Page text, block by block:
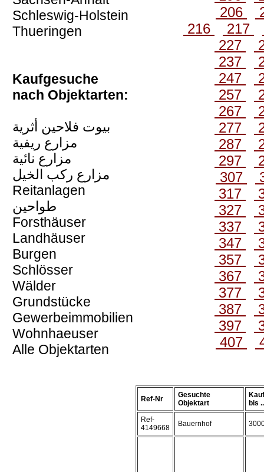
Schleswig-Holstein
Thueringen
Kaufgesuche
nach Objektarten:
بيوت فلاحين أثرية
مزارع ريفية
مزارع نائية
مزارع ركب الخيل
Reitanlagen
طواحين
Forsthäuser
Landhäuser
Burgen
Schlösser
Wälder
Grundstücke
Gewerbeimmobilien
Wohnhaeuser
Alle Objektarten
206
216
217
227
237
247
257
267
277
287
297
307
317
327
337
347
357
367
377
387
397
407
Ref-Nr
Gesuchte
Objektart
bis
Ref-
4149668
Bauernhof